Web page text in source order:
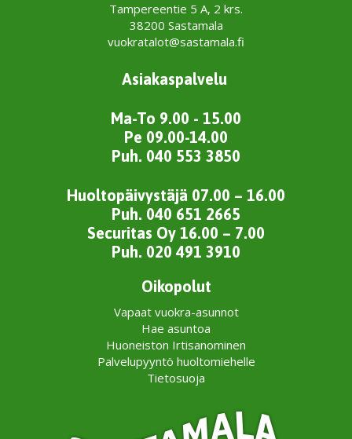
Tampereentie 5 A, 2 krs.
38200 Sastamala
vuokratalot@sastamala.fi
Asiakaspalvelu
Ma-To 9.00 - 15.00
Pe 09.00-14.00
Puh. 040 553 3850
Huoltopäivystäjä 07.00 – 16.00
Puh. 040 651 2665
Securitas Oy 16.00 – 7.00
Puh. 020 491 3910
Oikopolut
Vapaat vuokra-asunnot
Hae asuntoa
Huoneiston Irtisanominen
Palvelupyyntö huoltomiehelle
Tietosuoja